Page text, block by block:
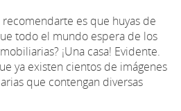
es que huyas de
todo el mundo espera de los
¡Una casa! Evidente.
ya existen cientos de imágenes
que contengan diversas